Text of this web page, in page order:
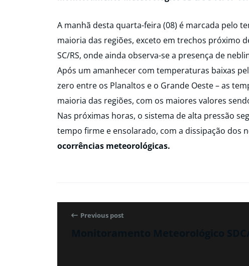
A manhã desta quarta-feira (08) é marcada pelo
maioria das regiões, exceto em trechos próximo
SC/RS, onde ainda observa-se a presença de
Após um amanhecer com temperaturas baixas
zero entre os Planaltos e o Grande Oeste – as
maioria das regiões, com os maiores valores
Nas próximas horas, o sistema de alta pressão
tempo firme e ensolarado, com a dissipação dos
ocorrências meteorológicas.
Previous post